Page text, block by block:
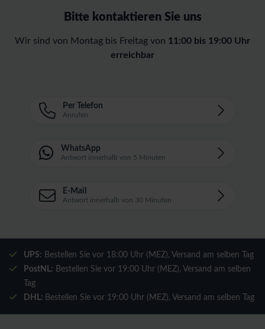
Bitte kontaktieren Sie uns
Wir sind von Montag bis Freitag von 11:00 bis 19:00 Uhr
erreichbar
Per Telefon
Anrufen
WhatsApp
Antwort innerhalb von 5 Minuten
E-Mail
Antwort innerhalb von 30 Minuten
UPS: Bestellen Sie vor 18:00 Uhr (MEZ), Versand am selben Tag
PostNL: Bestellen Sie vor 19:00 Uhr (MEZ), Versand am selben
Tag
DHL: Bestellen Sie vor 19:00 Uhr (MEZ), Versand am selben Tag